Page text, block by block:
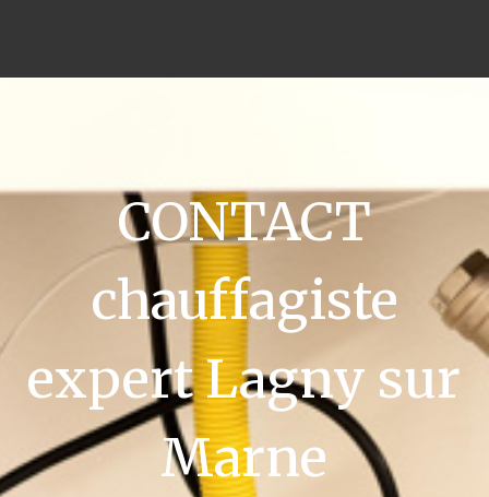
CONTACT
chauffagiste
expert Lagny sur
Marne